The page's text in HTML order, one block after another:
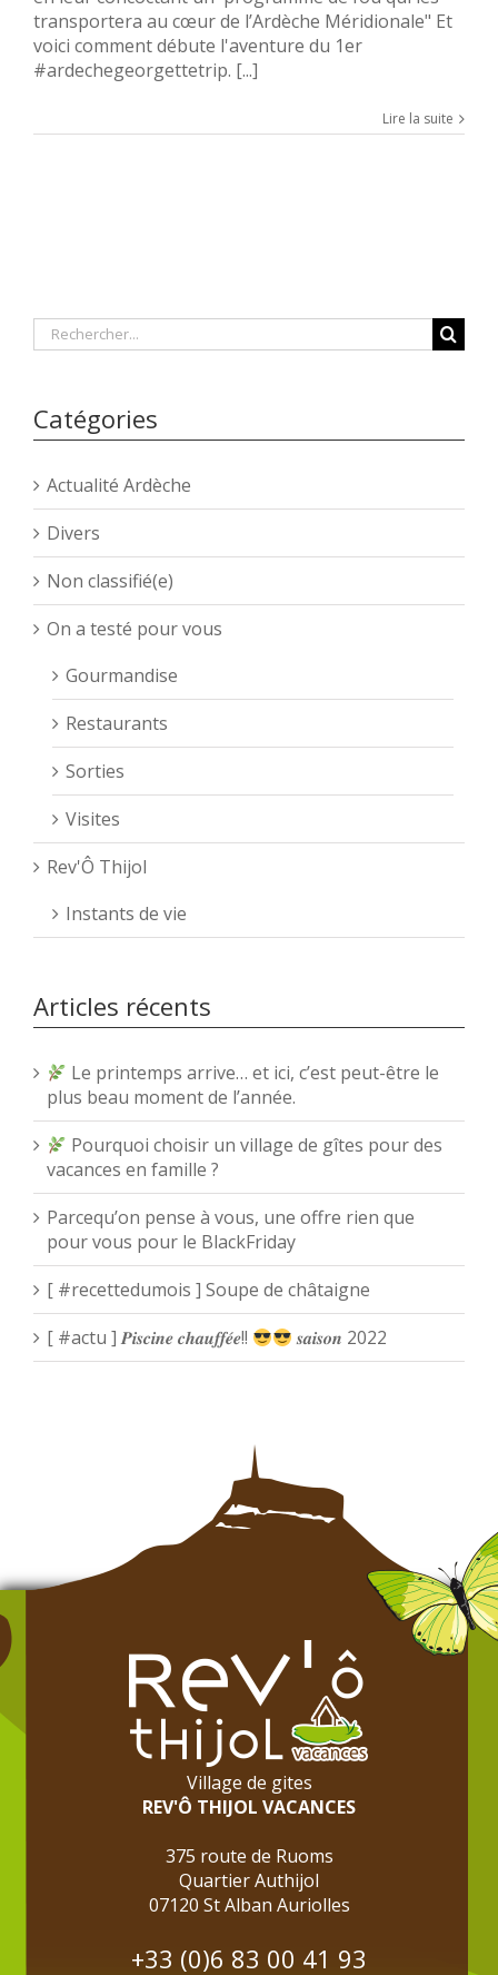
transportera au cœur de l’Ardèche Méridionale" Et
voici comment débute l'aventure du 1er
#ardechegeorgettetrip. [...]
Lire la suite
Rechercher
Catégories
Actualité Ardèche
Divers
Non classifié(e)
On a testé pour vous
Gourmandise
Restaurants
Sorties
Visites
Rev'Ô Thijol
Instants de vie
Articles récents
Le printemps arrive… et ici, c’est peut-être le
plus beau moment de l’année.
Pourquoi choisir un village de gîtes pour des
vacances en famille ?
Parcequ’on pense à vous, une offre rien que
pour vous pour le BlackFriday
[ #recettedumois ] Soupe de châtaigne
[ #actu ] 𝑷𝒊𝒔𝒄𝒊𝒏𝒆 𝒄𝒉𝒂𝒖𝒇𝒇𝒆́𝒆!!
𝒔𝒂𝒊𝒔𝒐𝒏 2022
Village de gites
REV'Ô THIJOL VACANCES
375 route de Ruoms
Quartier Authijol
07120 St Alban Auriolles
+33 (0)6 83 00 41 93